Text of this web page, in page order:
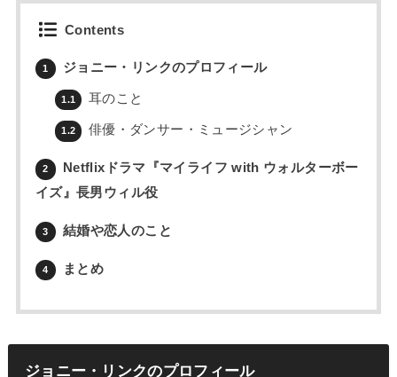
Contents
1 ジョニー・リンクのプロフィール
1.1 耳のこと
1.2 俳優・ダンサー・ミュージシャン
2
Netflixドラマ『マイライフ with ウォルターボー
イズ』長男ウィル役
3 結婚や恋人のこと
4 まとめ
ジョニー・リンクのプロフィール